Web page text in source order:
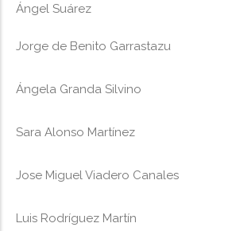
Ángel Suárez
Jorge de Benito Garrastazu
Ángela Granda Silvino
Sara Alonso Martínez
Jose Miguel Viadero Canales
Luis Rodríguez Martín